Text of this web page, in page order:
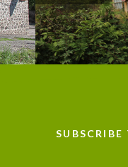
SUBSCRIBE